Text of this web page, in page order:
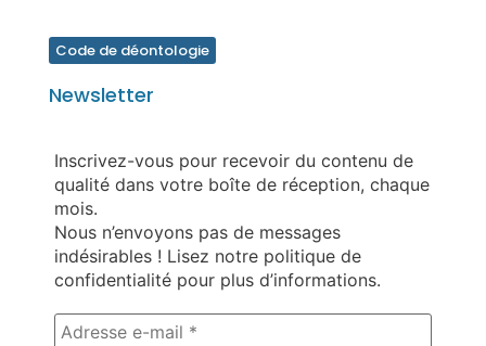
Code de déontologie
Newsletter
Inscrivez-vous pour recevoir du contenu de
qualité dans votre boîte de réception, chaque
mois.
Nous n’envoyons pas de messages
indésirables ! Lisez notre politique de
confidentialité pour plus d’informations.